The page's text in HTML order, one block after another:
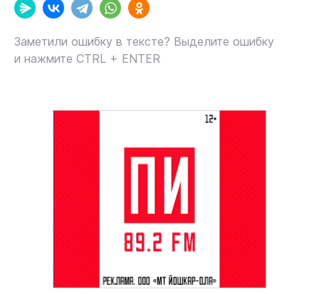
Заметили ошибку в тексте? Выделите ошибку
и нажмите CTRL + ENTER